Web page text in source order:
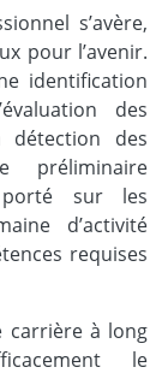
s’avère,
pour l’avenir.
identification
des
détection des
préliminaire
porté sur les
d’activité
requises
carrière à long
le